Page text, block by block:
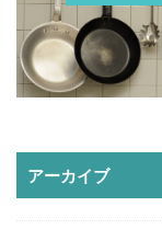
アーカイブ